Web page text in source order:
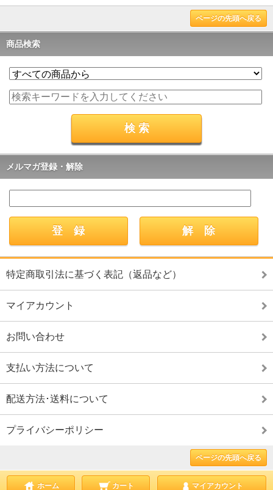
ページの先頭へ戻る
商品検索
メルマガ登録・解除
特定商取引法に基づく表記（返品など）
マイアカウント
お問い合わせ
支払い方法について
配送方法･送料について
プライバシーポリシー
ページの先頭へ戻る
ホーム カート マイアカウント